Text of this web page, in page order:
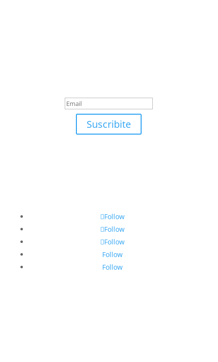
Suscribite
Follow
Follow
Follow
Follow
Follow